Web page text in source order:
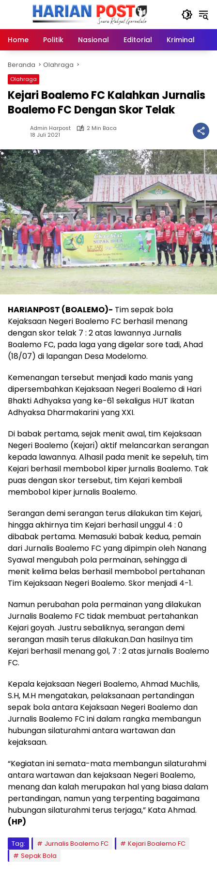
Home
Politik Nasional Editorial Kriminal
Beranda Olahraga
Olahraga
Kejari Boalemo FC Kalahkan Jurnalis
Boalemo FC Dengan Skor Telak
Admin Harpost
2 Min Baca
18 Juli 2021
HARIANPOST (BOALEMO)- Tim sepak bola
Kejaksaan Negeri Boalemo FC berhasil menang
dengan skor telak 7 : 2 atas lawannya Jurnalis
Boalemo FC, pada laga yang digelar sore tadi, Ahad
(18/07) di lapangan Desa Modelomo.
Kemenangan tersebut menjadi kado manis yang
dipersembahkan Kejaksaan Negeri Boalemo di Hari
Bhakti Adhyaksa yang ke-61 sekaligus HUT Ikatan
Adhyaksa Dharmakarini yang XXI.
Di babak pertama, sejak menit awal, tim Kejaksaan
Negeri Boalemo (Kejari) aktif melancarkan serangan
kepada lawannya. Alhasil pada menit ke sepeluh, tim
Kejari berhasil membobol kiper jurnalis Boalemo. Tak
puas dengan skor tersebut, tim Kejari kembali
membobol kiper jurnalis Boalemo.
Serangan demi serangan terus dilakukan tim Kejari,
hingga akhirnya tim Kejari berhasil unggul 4 : 0
dibabak pertama. Memasuki babak kedua, pemain
dari Jurnalis Boalemo FC yang dipimpin oleh Nanang
Syawal mengubah pola permainan, sehingga di
menit kelima belas berhasil membobol pertahanan
Tim Kejaksaan Negeri Boalemo. Skor menjadi 4-1.
Namun perubahan pola permainan yang dilakukan
Jurnalis Boalemo FC tidak membuat pertahankan
Kejari goyah. Justru sebaliknya, serangan demi
serangan masih terus dilakukan.Dan hasilnya tim
Kejari berhasil menang gol, 7 : 2 atas jurnalis Boalemo
FC.
Kepala kejaksaan Negeri Boalemo, Ahmad Muchlis,
S.H, M.H mengatakan, pelaksanaan pertandingan
sepak bola antara Kejaksaan Negeri Boalemo dan
Jurnalis Boalemo FC ini dalam rangka membangun
hubungan silaturahmi antara wartawan dan
kejaksaan.
“Kegiatan ini semata-mata membangun silaturahmi
antara wartawan dan kejaksaan Negeri Boalemo,
menang dan kalah merupakan hal yang biasa dalam
pertandingan, namun yang terpenting bagaimana
hubungan silaturahmi terus terjaga,” Kata Ahmad.
(HP)
Tag: Jurnalis Boalemo FC
Kejari Boalemo FC
Sepak Bola